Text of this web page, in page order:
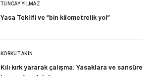
TUNCAY YILMAZ
Yasa Teklifi ve “bin kilometrelik yol”
KORKUT AKIN
Kılı kırk yararak çalışma: Yasaklara ve sansüre